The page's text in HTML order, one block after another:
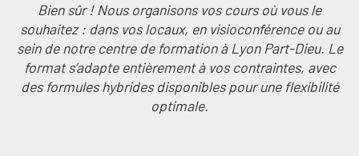
Bien sûr ! Nous organisons vos cours où vous le
souhaitez : dans vos locaux, en visioconférence ou au
sein de notre centre de formation à Lyon Part-Dieu. Le
format s’adapte entièrement à vos contraintes, avec
des formules hybrides disponibles pour une flexibilité
optimale.